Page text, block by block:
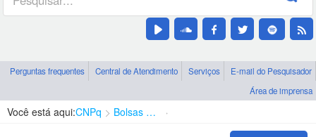
Perguntas frequentes Central de Atendimento Serviços
E-mail do Pesquisador
Área de imprensa
Você está aqui:CNPq Bolsas e Auxílios Vigentes